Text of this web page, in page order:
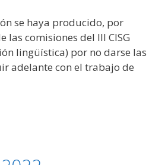
se haya producido, por
comisiones del III CISG
lingüística) por no darse las
adelante con el trabajo de